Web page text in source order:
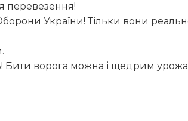
перевезення!
України! Тільки вони
Бити ворога можна і щедрим